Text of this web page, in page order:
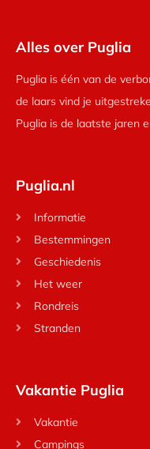
Alles over Puglia
Puglia is één van de
de laars vind je
Puglia is de laatste jaren
Puglia.nl
Informatie
Bestemmingen
Geschiedenis
Het weer
Rondreis
Stranden
Vakantie Puglia
Vakantie
Campings